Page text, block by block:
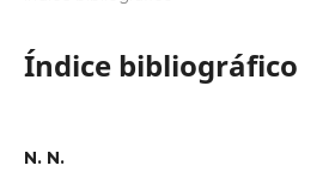
Índice bibliográfico
N. N.